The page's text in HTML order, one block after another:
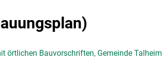
örtlichen Bauvorschriften, Gemeinde Talheim